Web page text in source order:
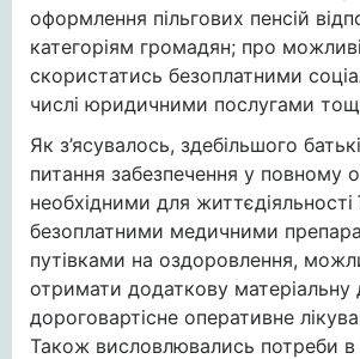
оформлення пільгових пенсій
категоріям громадян; про
скористатись безоплатними
числі юридичними послугами
Як з’ясувалось, здебільшого
питання забезпечення у повному
необхідними для життєдіяльності
безоплатними медичними
путівками на оздоровлення,
отримати додаткову матеріальну
дороговартісне оперативне
Також висловлювались потреби в